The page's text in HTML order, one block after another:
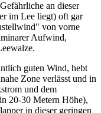
an dieser
im Lee liegt) oft gar
von vorne
Aufwind,
guten Wind, hebt
Zone verlässt und in
und dem
20-30 Metern Höhe),
in dieser geringen